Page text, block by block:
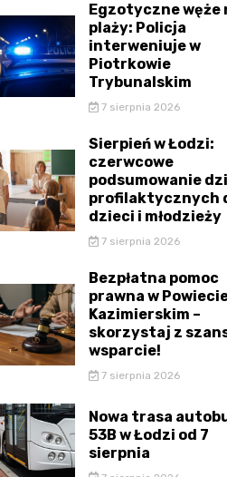
Egzotyczne węże
plaży: Policja
interweniuje w
Piotrkowie
Trybunalskim
7 sierpnia 2026
Sierpień w Łodzi:
czerwcowe
podsumowanie
profilaktycznych
dzieci i młodzieży
7 sierpnia 2026
Bezpłatna pomoc
prawna w
Kazimierskim –
skorzystaj z
wsparcie!
7 sierpnia 2026
Nowa trasa
53B w Łodzi od 7
sierpnia